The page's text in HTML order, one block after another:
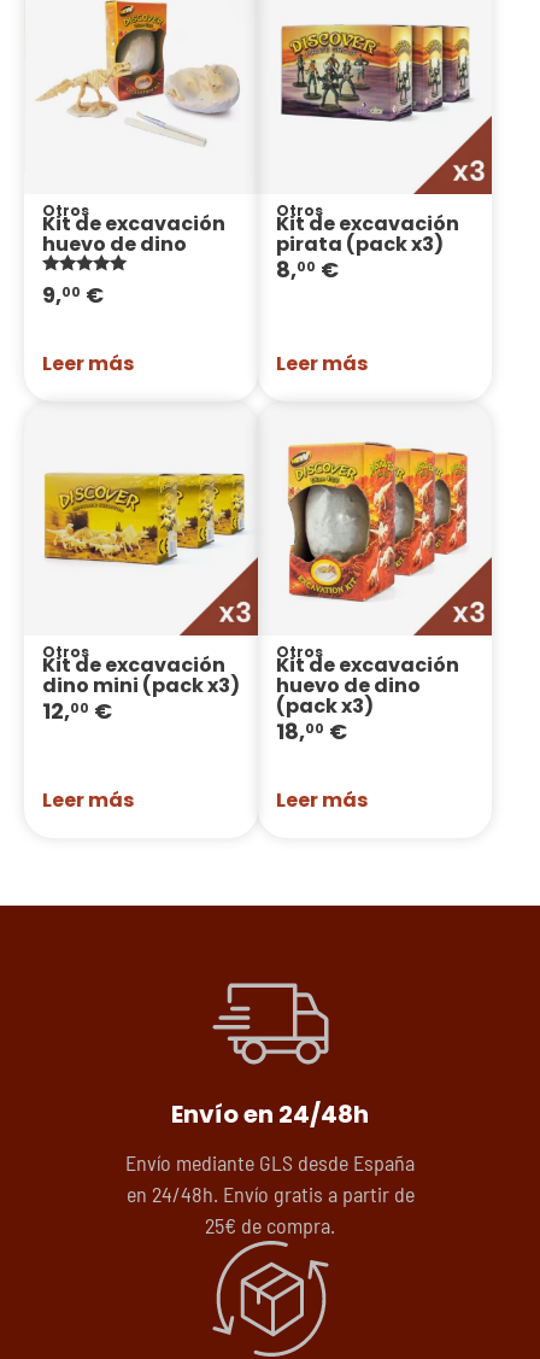
Otros
Kit de excavación
huevo de dino
Valorado
con
9,00 €
Leer más
Otros
Kit de excavación
pirata (pack x3)
8,00 €
Leer más
Otros
Kit de excavación
dino mini (pack x3)
12,00 €
Leer más
Otros
Kit de excavación
huevo de dino
(pack x3)
18,00 €
Leer más
Envío en 24/48h
Envío mediante GLS desde España
en 24/48h. Envío gratis a partir de
25€ de compra.